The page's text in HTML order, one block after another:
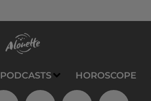
PODCASTS HOROSCOPE